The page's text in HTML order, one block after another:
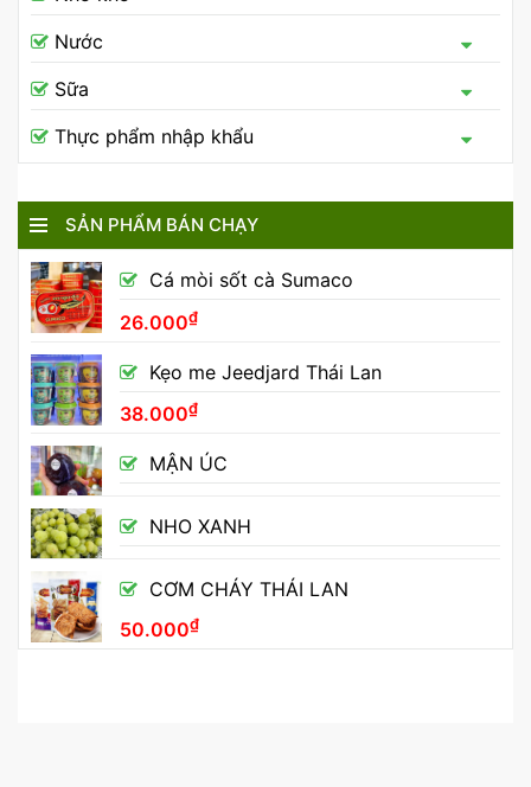
Nước
Sữa
Thực phẩm nhập khẩu
SẢN PHẨM BÁN CHẠY
Cá mòi sốt cà Sumaco
26.000₫
Kẹo me Jeedjard Thái Lan
38.000₫
MẬN ÚC
NHO XANH
CƠM CHÁY THÁI LAN
50.000₫